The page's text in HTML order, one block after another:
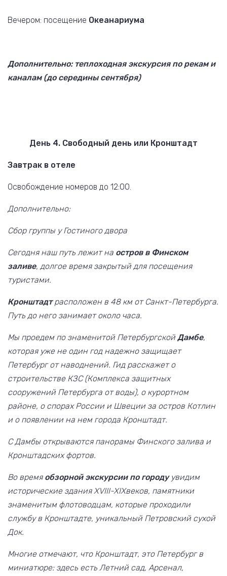
Вечером: посещение Океанариума
Дополнительно: теплоходная экскурсия по рекам и
каналам (до середины сентября)
День 4. Свободный день или Кронштадт
Завтрак в отеле
Освобождение номеров до 12:00.
Дополнительно:
Сбор группы у Гостиного двора
Сегодня наш путь лежит на остров в Финском
заливе, долгое время закрытый для посещения
туристами.
Кронштадтрасположен в 48 км от Санкт-Петербурга.
Путь до него занимает около часа.
Мы проедем по знаменитой Петербургской Дамбе,
которая уже не один год надежно защищает
Петербург от наводнений. Гид расскажет о
строительстве КЗС (Комплекса защитных
сооружений Петербурга от воды), о курортном
районе, о спорах России и Швеции за остров Котлин
и о появлении на нем города Кронштадт.
С Дамбы открываются панорамы Финского залива и
Кронштадских фортов.
Во время обзорной экскурсии по городуувидим
исторические зданияXVIII-XIXвеков, памятники
знаменитым флотоводцам, которые проходили
службу в Кронштадте, уникальный Петровский сухой
Док.
Многие отмечают, что Кронштадт, это Петербург в
миниатюре: здесь есть Летний сад, Арсенал,